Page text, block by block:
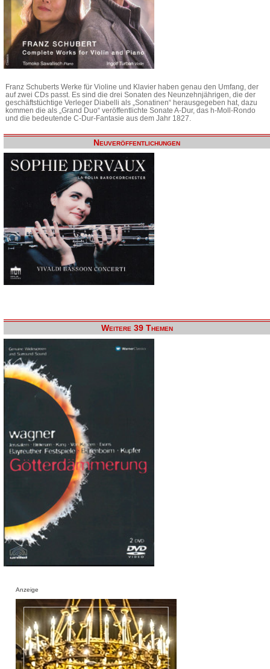
Franz Schuberts Werke für Violine und Klavier haben genau den Umfang, der
auf zwei CDs passt. Es sind die drei Sonaten des Neunzehnjährigen, die der
geschäftstüchtige Verleger Diabelli als „Sonatinen“ herausgegeben hat, dazu
kommen die als „Grand Duo“ veröffentlichte Sonate A-Dur, das h-Moll-Rondo
und die bedeutende C-Dur-Fantasie aus dem Jahr 1827.
Neuveröffentlichungen
Weitere 39 Themen
Anzeige